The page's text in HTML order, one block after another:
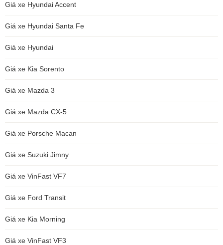
Giá xe Hyundai Accent
Giá xe Hyundai Santa Fe
Giá xe Hyundai
Giá xe Kia Sorento
Giá xe Mazda 3
Giá xe Mazda CX-5
Giá xe Porsche Macan
Giá xe Suzuki Jimny
Giá xe VinFast VF7
Giá xe Ford Transit
Giá xe Kia Morning
Giá xe VinFast VF3